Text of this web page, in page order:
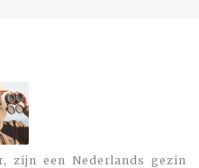
zijn een Nederlands gezin